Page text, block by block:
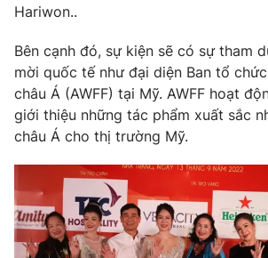
® Cấm sao chép dưới mọi hình thức nếu
thuận bằng văn bản. Ghi rõ nguồn VTV.vn
thông tin từ website này.
Hariwon..
Bên cạnh đó, sự kiện sẽ có sự tham
mời quốc tế như đại diện Ban tổ
châu Á (AWFF) tại Mỹ. AWFF hoạt
giới thiệu những tác phẩm xuất sắc
châu Á cho thị trường Mỹ.